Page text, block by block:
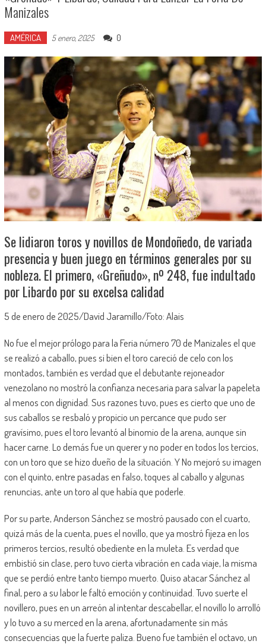
Manizales
AMÉRICA 5 enero, 2025 0
Se lidiaron toros y novillos de Mondoñedo, de variada
presencia y buen juego en términos generales por su
nobleza. El primero, «Greñudo», nº 248, fue indultado
por Libardo por su excelsa calidad
5 de enero de 2025/David Jaramillo/Foto: Alais
No fue el mejor prólogo para la Feria número 70 de Manizales el que
se realizó a caballo, pues si bien el toro careció de celo con los
montados, también es verdad que el debutante rejoneador
venezolano no mostró la.confianza necesaria para salvar la papeleta
al menos con dignidad. Sus razones tuvo, pues es cierto que uno de
sus caballos se resbaló y propicio un percance que pudo ser
gravísimo, pues el toro levantó al binomio de la arena, aunque sin
hacer carne. Lo demás fue un querer y no poder en todos los tercios,
con un toro que se hizo dueño de la situación. Y No mejoró su imagen
con el quinto, entre pasadas en falso, toques al caballo y algunas
renuncias, ante un toro al que había que poderle.
Por su parte, Anderson Sánchez se mostró pausado con el cuarto,
quizá más de la cuenta, pues el novillo, que ya mostró fijeza en los
primeros tercios, resultó obediente en la muleta. Es verdad que
embistió sin clase, pero tuvo cierta vibración en cada viaje, la misma
que se perdió entre tanto tiempo muerto. Quiso atacar Sánchez al
final, pero a su labor le faltó emoción y continuidad. Tuvo suerte el
novillero, pues en un arreón al intentar descabellar, el novillo lo arrolló
y lo tuvo a su merced en la arena, afortunadamente sin más
consecuencias que la fuerte paliza. Bueno fue también el octavo, un